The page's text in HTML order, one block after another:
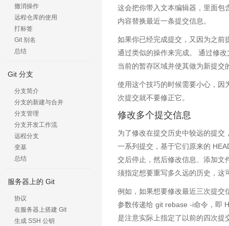
撤消操作
远程仓库的使用
打标签
Git 别名
总结
Git 分支
分支简介
分支的新建与合并
分支管理
分支开发工作流
远程分支
变基
总结
服务器上的 Git
协议
在服务器上搭建 Git
生成 SSH 公钥
这会把你带入文本编辑器，里面包
内容替换最近一条提交信息。
如果你已经完成提交，又因为之前
通过类似的操作来完成。 通过修
当前的暂存区域并使其做为新提交
使用这个技巧的时候需要小心，因
次提交就不要修正它。
修改多个提交信息
为了修改在提交历史中较远的提
一系列提交，基于它们原来的
交后停止，然后修改信息、添加
须指定想要重写多久远的历史，这
例如，如果想要修改最近三次提交
参数传递给 git rebase -i命令，即
是注意实际上指定了以前的四次提